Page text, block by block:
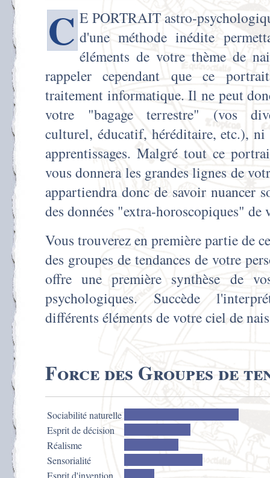
C E PORTRAIT astro-
d'une méthode inédite
éléments de votre thème de
rappeler cependant que ce
traitement informatique. Il ne peut
votre "bagage terrestre" (vos
culturel, éducatif, héréditaire, etc.), ni
apprentissages. Malgré tout ce
vous donnera les grandes lignes de
appartiendra donc de savoir nuancer
des données "extra-horoscopiques" de
Vous trouverez en première partie de
des groupes de tendances de votre
offre une première synthèse de
psychologiques. Succède
différents éléments de votre ciel de
Force des Groupes de
Sociabilité naturelle
Esprit de décision
Réalisme
Sensorialité
Esprit d'invention